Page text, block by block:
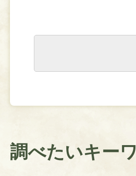
調べたいキー